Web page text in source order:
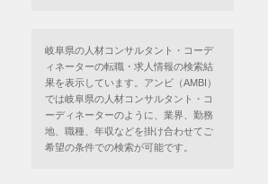
岐阜県の人材コンサルタント・コーデ
ィネーターの転職・求人情報の検索結
果を表示しています。アンビ（AMBI）
では岐阜県の人材コンサルタント・コ
ーディネーターのように、業界、勤務
地、職種、年収などを掛け合わせてご
希望の条件での検索が可能です。